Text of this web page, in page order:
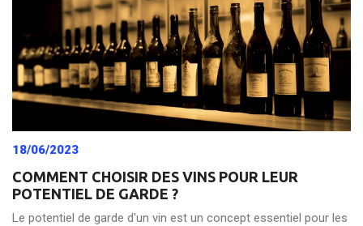
18/06/2023
COMMENT CHOISIR DES VINS POUR LEUR
POTENTIEL DE GARDE ?
Le potentiel de garde d'un vin est un concept essentiel pour les